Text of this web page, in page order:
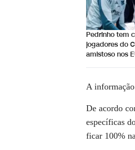
Pedrinho tem
jogadores do
amistoso nos
A
De acordo
específicas
ficar 100%